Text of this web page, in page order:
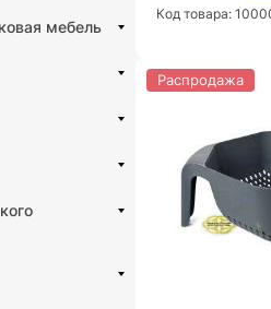
мебель
Код товара:
Распродажа